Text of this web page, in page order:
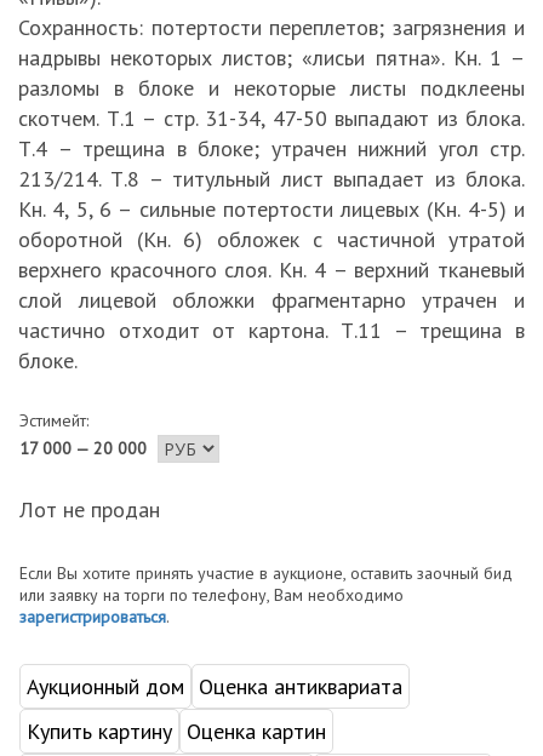
Сохранность: потертости переплетов; загрязнения и
надрывы некоторых листов; «лисьи пятна». Кн. 1 –
разломы в блоке и некоторые листы подклеены
скотчем. Т.1 – стр. 31-34, 47-50 выпадают из блока.
Т.4 – трещина в блоке; утрачен нижний угол стр.
213/214. Т.8 – титульный лист выпадает из блока.
Кн. 4, 5, 6 – сильные потертости лицевых (Кн. 4-5) и
оборотной (Кн. 6) обложек с частичной утратой
верхнего красочного слоя. Кн. 4 – верхний тканевый
слой лицевой обложки фрагментарно утрачен и
частично отходит от картона. Т.11 – трещина в
блоке.
Эстимейт:
17 000 — 20 000
Лот не продан
Если Вы хотите принять участие в аукционе, оставить заочный бид
или заявку на торги по телефону, Вам необходимо
зарегистрироваться.
Аукционный дом
Оценка антиквариата
Купить картину Оценка картин